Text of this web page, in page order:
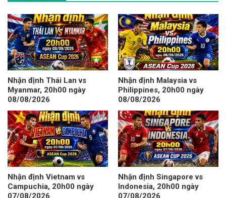
Nhận định Thái Lan vs
Myanmar, 20h00 ngày
08/08/2026
Nhận định Malaysia vs
Philippines, 20h00 ngày
08/08/2026
Nhận định Vietnam vs
Campuchia, 20h00 ngày
07/08/2026
Nhận định Singapore vs
Indonesia, 20h00 ngày
07/08/2026